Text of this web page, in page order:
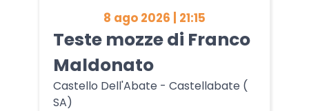
8 ago 2026 | 21:15
Teste mozze di Franco
Maldonato
Castello Dell'Abate - Castellabate (
SA)